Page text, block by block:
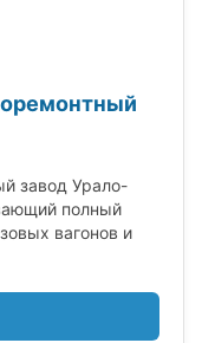
завод Урало-
полный
вагонов и